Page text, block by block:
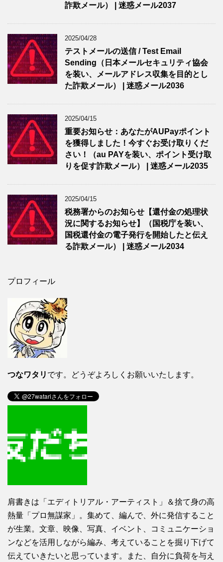
詐欺メール） | 迷惑メール2037
2025/04/28
テストメールの送信 / Test Email
Sending（日本メールセキュリティ協会
を装い、メールアドレス収集を目的とし
た詐欺メール） | 迷惑メール2036
2025/04/15
重要お知らせ：あなたがAUPayポイント
を獲得しました！今すぐお受け取りくだ
さい！（au PAYを装い、ポイント受け取
りを促す詐欺メール） | 迷惑メール2035
2025/04/15
税務署からのお知らせ【還付金の処理状
況に関するお知らせ】（国税庁を装い、
国税還付金の電子発行を開始したと伝え
る詐欺メール） | 迷惑メール2034
プロフィール
つなワタリ です。どうぞよろしくお願いいたします。
肩書きは「エディトリアル・アーティスト」＆捨て身の高
熱量「プロ無謀家」。集めて、編んで、外に発信すること
が生業。文章、映像、写真、イベント、コミュニケーショ
ンなどを活用しながら編み、考えていることを掘り下げて
伝えていきたいと思っています。また、自分に負荷を与え